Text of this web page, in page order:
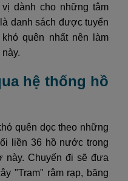
dành cho những tâm
danh sách được tuyển
quên nhất nên làm
hệ thống hồ
quên dọc theo những
liền 36 hồ nước trong
này. Chuyến đi sẽ đưa
"Tram" rậm rạp, băng